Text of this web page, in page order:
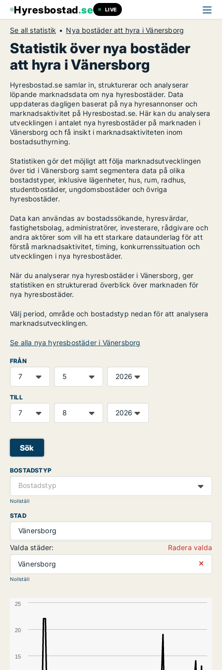
Hyresbostad.se LIVE
Se all statistik Nya bostäder att hyra i Vänersborg
Statistik över nya bostäder
att hyra i Vänersborg
Hyresbostad.se samlar in, strukturerar och analyserar
löpande marknadsdata om nya hyresbostäder. Data
uppdateras dagligen baserat på nya hyresannonser och
marknadsaktivitet på Hyresbostad.se. Här kan du analysera
utvecklingen i antalet nya hyresbostäder på marknaden i
Vänersborg och få insikt i marknadsaktiviteten inom
bostadsuthyrning.
Statistiken gör det möjligt att följa marknadsutvecklingen
över tid i Vänersborg samt segmentera data på olika
bostadstyper, inklusive lägenheter, hus, rum, radhus,
studentbostäder, ungdomsbostäder och övriga
hyresbostäder.
Data kan användas av bostadssökande, hyresvärdar,
fastighetsbolag, administratörer, investerare, rådgivare och
andra aktörer som vill ha ett starkare dataunderlag för att
förstå marknadsaktivitet, timing, konkurrenssituation och
utvecklingen i nya hyresbostäder.
När du analyserar nya hyresbostäder i Vänersborg, ger
statistiken en strukturerad överblick över marknaden för
nya hyresbostäder.
Välj period, område och bostadstyp nedan för att analysera
marknadsutvecklingen.
Se alla nya hyresbostäder i Vänersborg
FRÅN
TILL
Sök
BOSTADSTYP
Bostadstyp
Nollställ
STAD
Vänersborg
Valda städer:
Radera valda
Vänersborg
⨯
Nollställ
15
20
25